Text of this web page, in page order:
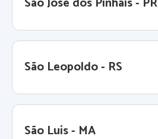
São Leopoldo - RS
São Luís - MA